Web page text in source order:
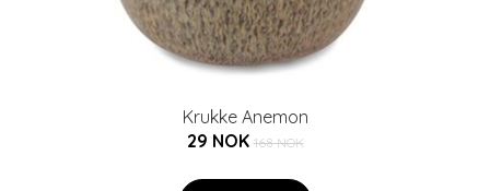
Krukke Anemon
29 NOK 168 NOK